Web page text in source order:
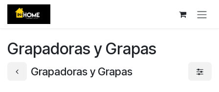
Ir al contenido
Grapadoras y Grapas
Grapadoras y Grapas